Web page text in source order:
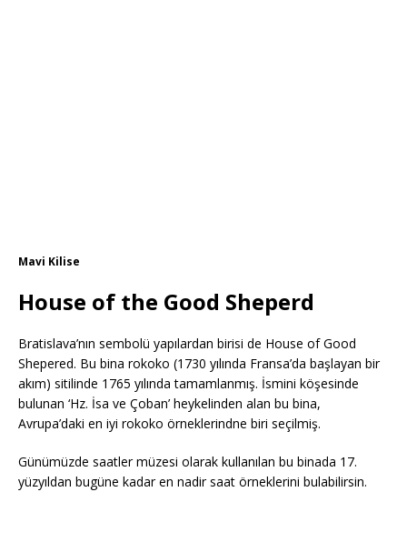
Mavi Kilise
House of the Good Sheperd
Bratislava’nın sembolü yapılardan birisi de House of Good
Shepered. Bu bina rokoko (1730 yılında Fransa’da başlayan bir
akım) sitilinde 1765 yılında tamamlanmış. İsmini köşesinde
bulunan ‘Hz. İsa ve Çoban’ heykelinden alan bu bina,
Avrupa’daki en iyi rokoko örneklerindne biri seçilmiş.
Günümüzde saatler müzesi olarak kullanılan bu binada 17.
yüzyıldan bugüne kadar en nadir saat örneklerini bulabilirsin.